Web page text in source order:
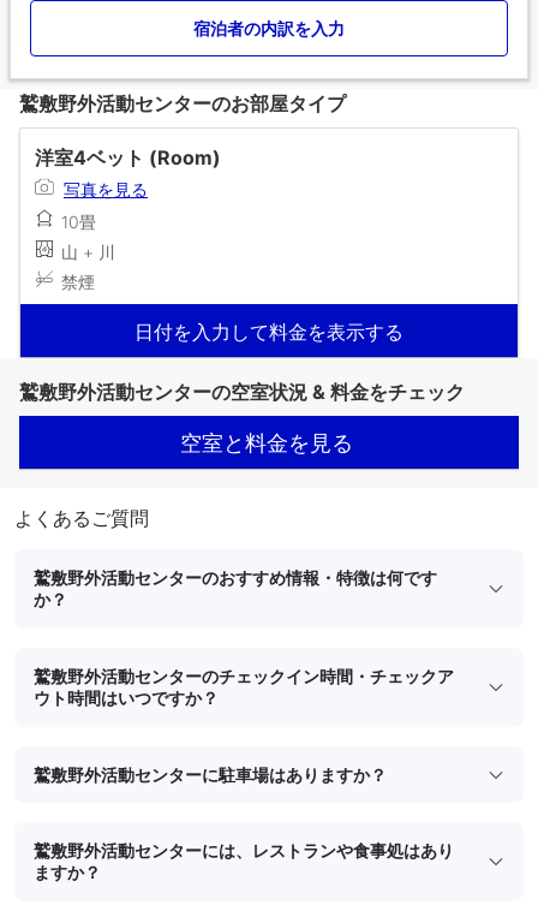
宿泊者の内訳を入力
鷲敷野外活動センターのお部屋タイプ
洋室4ベット (Room)
写真を見る
10畳
山 + 川
禁煙
日付を入力して料金を表示する
鷲敷野外活動センターの空室状況 & 料金をチェック
空室と料金を見る
よくあるご質問
鷲敷野外活動センターのおすすめ情報・特徴は何です
か？
鷲敷野外活動センターのチェックイン時間・チェックア
ウト時間はいつですか？
鷲敷野外活動センターに駐車場はありますか？
鷲敷野外活動センターには、レストランや食事処はあり
ますか？